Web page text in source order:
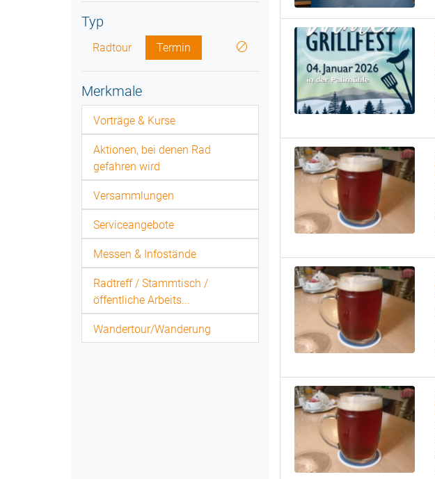
Typ
Radtour Termin
Merkmale
Vorträge & Kurse
Aktionen, bei denen Rad
gefahren wird
Versammlungen
Serviceangebote
Messen & Infostände
Radtreff / Stammtisch /
öffentliche Arbeits...
Wandertour/Wanderung